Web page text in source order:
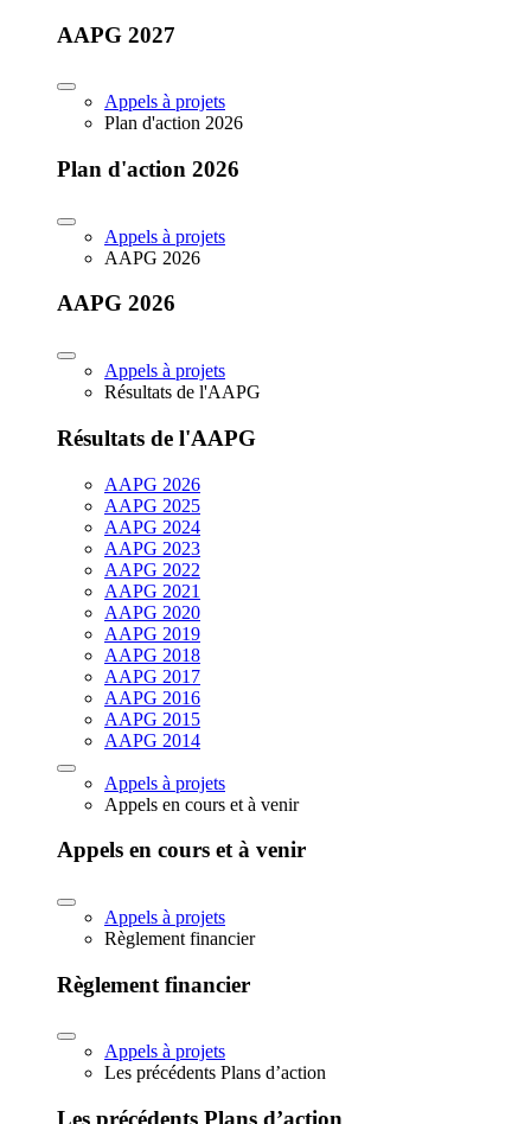
AAPG 2027
Appels à projets
Plan d'action 2026
Plan d'action 2026
Appels à projets
AAPG 2026
AAPG 2026
Appels à projets
Résultats de l'AAPG
Résultats de l'AAPG
AAPG 2026
AAPG 2025
AAPG 2024
AAPG 2023
AAPG 2022
AAPG 2021
AAPG 2020
AAPG 2019
AAPG 2018
AAPG 2017
AAPG 2016
AAPG 2015
AAPG 2014
Appels à projets
Appels en cours et à venir
Appels en cours et à venir
Appels à projets
Règlement financier
Règlement financier
Appels à projets
Les précédents Plans d’action
Les précédents Plans d’action